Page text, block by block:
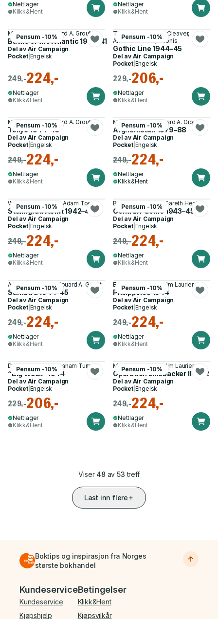
Nettlager
Klikk&Hent
Nettlager
Klikk&Hent
Pensum -10%
Mark Lardas, Edouard A. Groult
Battle of the Atlantic 1939–41
Del av Air Campaign
Pocket| Engelsk
249,-224,-
Nettlager
Klikk&Hent
Pensum -10%
Thomas McKelvey Cleaver,
Anastasios Polychronis
Gothic Line 1944–45
Del av Air Campaign
Pocket| Engelsk
229,-206,-
Nettlager
Klikk&Hent
Pensum -10%
Mark Lardas, Edouard A. Groult
Tokyo 1944–45
Del av Air Campaign
Pocket| Engelsk
249,-224,-
Nettlager
Klikk&Hent
Pensum -10%
Mark Galeotti, Edouard A. Groult
Afghanistan 1979–88
Del av Air Campaign
Pocket| Engelsk
249,-224,-
Nettlager
Klikk&Hent
Pensum -10%
William E. Hiestand, Adam Tooby
Stalingrad Airlift 1942–43
Del av Air Campaign
Pocket| Engelsk
249,-224,-
Nettlager
Klikk&Hent
Pensum -10%
Brian Lane Herder, Gareth Hector
Central Pacific 1943–45
Del av Air Campaign
Pocket| Engelsk
249,-224,-
Nettlager
Klikk&Hent
Pensum -10%
Angus Konstam, Edouard A. Groult
Sumatra 1944–45
Del av Air Campaign
Pocket| Engelsk
249,-224,-
Nettlager
Klikk&Hent
Pensum -10%
Edward M. Young, Jim Laurier
Philippines 1944
Del av Air Campaign
Pocket| Engelsk
249,-224,-
Nettlager
Klikk&Hent
Pensum -10%
Douglas C. Dildy, Graham Turner
“Big Week” 1944
Del av Air Campaign
Pocket| Engelsk
229,-206,-
Nettlager
Klikk&Hent
Pensum -10%
Marshall Michel III, Jim Laurier
Operation Linebacker II 1972
Del av Air Campaign
Pocket| Engelsk
249,-224,-
Nettlager
Klikk&Hent
Viser 48 av 53 treff
Last inn flere
Boktips og inspirasjon fra Norges
største bokhandel
Bunnmeny
Kundeservice
Kundeservice
Kjøpshjelp
Betingelser
Klikk&Hent
Kjøpsvilkår